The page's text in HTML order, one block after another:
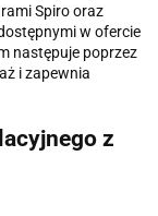
Spiro oraz
w ofercie
następuje poprzez
i zapewnia
z